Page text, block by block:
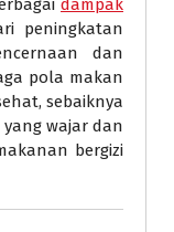
dampak
peningkatan
dan
pola makan
sebaiknya
wajar dan
bergizi